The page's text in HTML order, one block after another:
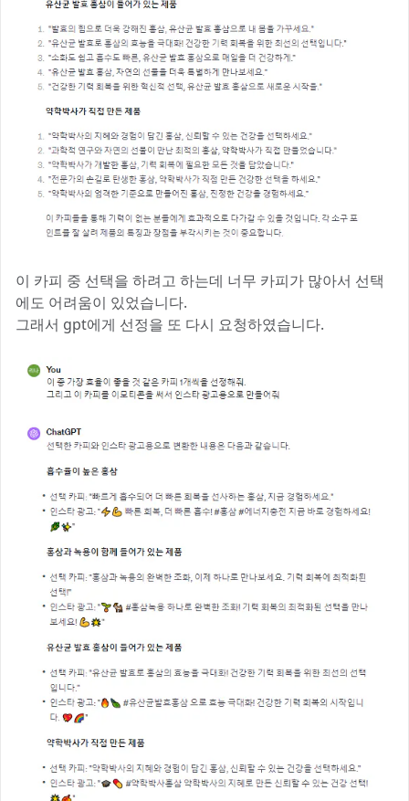
이 카피 중 선택을 하려고 하는데 너무 카피가 많아서 선택
에도 어려움이 있었습니다.
그래서 gpt에게 선정을 또 다시 요청하였습니다.